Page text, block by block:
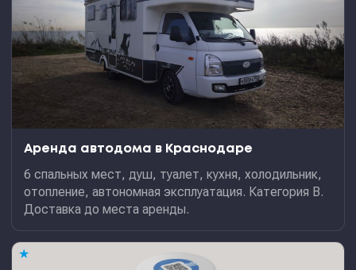
Аренда автодома в Краснодаре
6 спальных мест, душ, туалет, кухня, холодильник,
отопление, автономная эксплуатация. Категория В.
Доставка до места аренды.
★